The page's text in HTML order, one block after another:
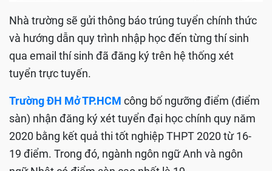
Nhà trường sẽ gửi thông báo trúng tuyển chính thức
và hướng dẫn quy trình nhập học đến từng thí sinh
qua email thí sinh đã đăng ký trên hệ thống xét
tuyển trực tuyến.
Trường ĐH Mở TP.HCM công bố ngưỡng điểm (điểm
sàn) nhận đăng ký xét tuyển đại học chính quy năm
2020 bằng kết quả thi tốt nghiệp THPT 2020 từ 16-
19 điểm. Trong đó, ngành ngôn ngữ Anh và ngôn